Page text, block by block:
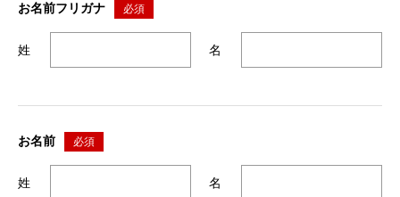
お名前フリガナ 必須
姓 名
お名前 必須
姓 名